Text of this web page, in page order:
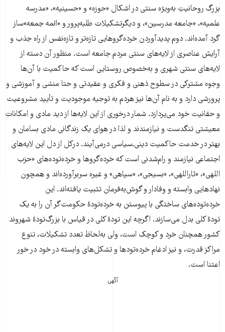
بزرگ روحانیتِ به‌ویژه سنتی در اشکال «حوزه» و «حسینیه»، «مدرسه
علمیه»، «جامعه مدرسین»، و دیگرتشکیلات طلبه‌پرور و «ائمه جمعه»ساز
گرد آمده‌اند. دوم پدیدآوردن خرده‌گروهایی تازه‌تر و تازه‌نفس از راه جذب و
آرایش عناصری از لایه‌های سنتی مردم جامعه است. منظور آن دسته از
لایه‌های سنتی شهری و به‌خصوص روستایی است که حاکمیت با آن‌ها
وجوه مشترکی در سطوح ذهنی و فکری و عقیدتی و حتا منشی و آموزشی و
پرورشی دارد و به نام آن‌ها نیز هردم به توجیه موجودیت و تأیید مشروعیت
و حقانیت خود می‌پردازد. شمار درخوری از این لایه‌ها از دید مادی و امکانات
معیشتی تنگدست و نیازمندند و لذا در هوای یک زندگانی مادی بسامان و
بهتر در خدمت حاکمیت دینی‌ـ‌سیاسی درمی‌آیند. درکل از دل این لایه‌های
اجتماعی نیازمند و رام‌شدنی است که خرده‌گروها و خرده‌توده‌های «حزب
اللهی»، «ثاراللهی»، «بسیجی»، «سپاهی» و غیره سربرآورده‌اند و همچون
نهادهایی وابسته و وفادار و گوش‌به‌فرمان تثبیت یافته‌اند. این
خرده‌توده‌های ساختگی با پیوستن به خرده‌تودۀ حکومت‌گر آن را به یک
تودۀ کلی بدل می‌سازند. اگرچه این تودۀ کلی در قیاس با بزرگ‌تودۀ شهروند
کشور همچنان خرد و کوچک است، ولی به‌لحاظ تعدد تشکیلات، تنوع
مراکز قدرت، و نیز ادغام خرده‌تودها و تشکل‌های وابسته در خود در خور
اعتنا است.
آگهی